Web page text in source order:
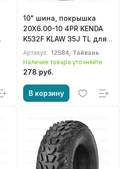
10" шина, покрышка
20X6.00-10 4PR KENDA
K532F KLAW 35J TL для
квадроцикла, ATV
Артикул: 12584, Тайвань
Наличие товара уточняйте
278 руб.
В корзину